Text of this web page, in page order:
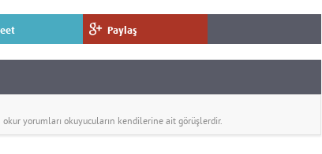
Paylaş
yorumları okuyucuların kendilerine ait görüşlerdir.